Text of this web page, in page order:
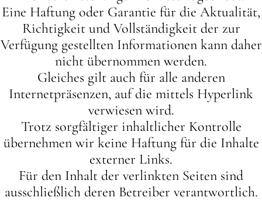
Eine Haftung oder Garantie für die Aktualität,
Richtigkeit und Vollständigkeit der zur
Verfügung gestellten Informationen kann daher
nicht übernommen werden.
Gleiches gilt auch für alle anderen
Internetpräsenzen, auf die mittels Hyperlink
verwiesen wird.
Trotz sorgfältiger inhaltlicher Kontrolle
übernehmen wir keine Haftung für die Inhalte
externer Links.
Für den Inhalt der verlinkten Seiten sind
ausschließlich deren Betreiber verantwortlich.